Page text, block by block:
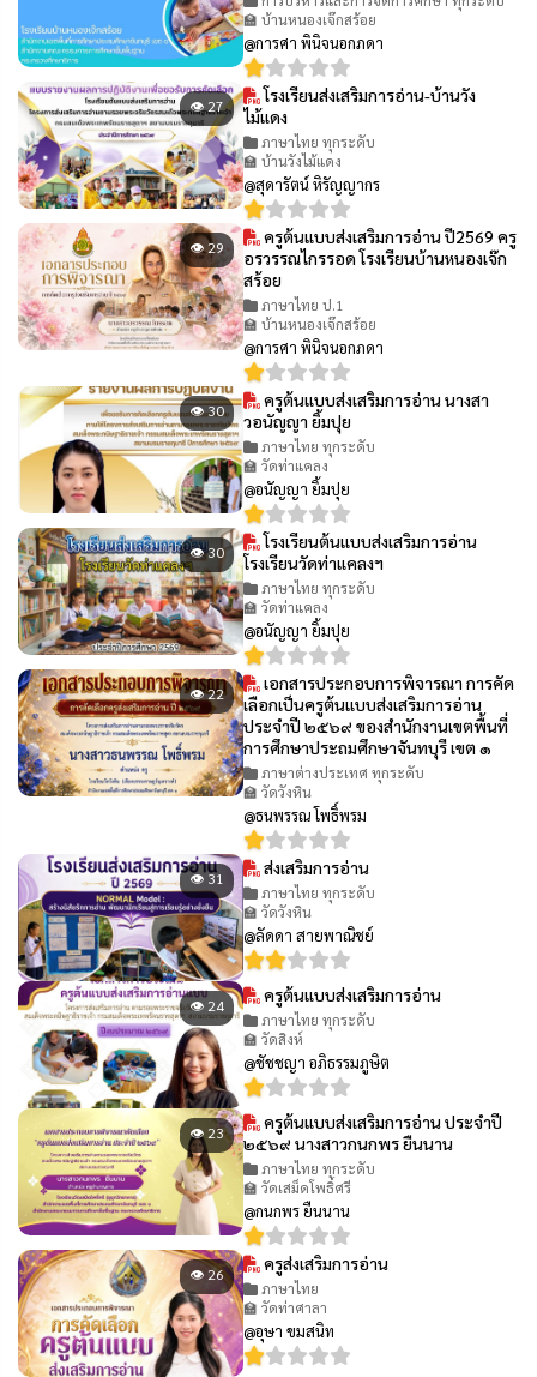
🏫 บ้านหนองเจ๊กสร้อย
@การศา พินิจนอกภดา
👁 27
โรงเรียนส่งเสริมการอ่าน-บ้านวัง
ไม้แดง
ภาษาไทย ทุกระดับ
🏫 บ้านวังไม้แดง
@สุดารัตน์ หิรัญญากร
👁 29
ครูต้นแบบส่งเสริมการอ่าน ปี2569 ครู
อรวรรณไกรรอด โรงเรียนบ้านหนองเจ๊ก
สร้อย
ภาษาไทย ป.1
🏫 บ้านหนองเจ๊กสร้อย
@การศา พินิจนอกภดา
👁 30
ครูต้นแบบส่งเสริมการอ่าน นางสา
วอนัญญา ยิ้มปุย
ภาษาไทย ทุกระดับ
🏫 วัดท่าแคลง
@อนัญญา ยิ้มปุย
👁 30
โรงเรียนต้นแบบส่งเสริมการอ่าน
โรงเรียนวัดท่าแคลงฯ
ภาษาไทย ทุกระดับ
🏫 วัดท่าแคลง
@อนัญญา ยิ้มปุย
👁 22
เอกสารประกอบการพิจารณา การคัด
เลือกเป็นครูต้นแบบส่งเสริมการอ่าน
ประจำปี ๒๕๖๙ ของสำนักงานเขตพื้นที่
การศึกษาประถมศึกษาจันทบุรี เขต ๑
ภาษาต่างประเทศ ทุกระดับ
🏫 วัดวังหิน
@ธนพรรณ โพธิ์พรม
👁 31 ส่งเสริมการอ่าน
ภาษาไทย ทุกระดับ
🏫 วัดวังหิน
@ลัดดา สายพาณิชย์
👁 24 ครูต้นแบบส่งเสริมการอ่าน
ภาษาไทย ทุกระดับ
🏫 วัดสิงห์
@ชัชชญา อภิธรรมภูษิต
👁 23
ครูต้นแบบส่งเสริมการอ่าน ประจำปี
๒๕๖๙ นางสาวกนกพร ยืนนาน
ภาษาไทย ทุกระดับ
🏫 วัดเสม็ดโพธิ์ศรี
@กนกพร ยืนนาน
👁 26 ครูส่งเสริมการอ่าน
ภาษาไทย
🏫 วัดท่าศาลา
@อุษา ขมสนิท